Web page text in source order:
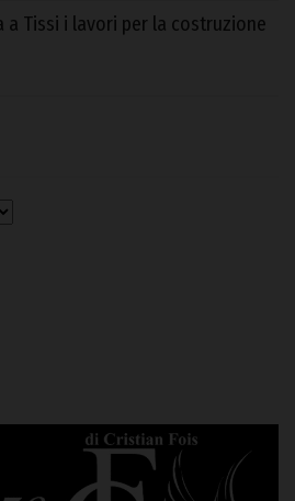
a Tissi i lavori per la costruzione